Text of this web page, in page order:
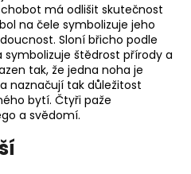
má odlišit skutečnost
na čele symbolizuje jeho
Sloní břicho podle
štědrost přírody a
tak, že jedna noha je
naznačují tak důležitost
bytí. Čtyři paže
a svědomí.